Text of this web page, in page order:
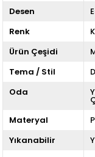
Desen
Renk
Ürün Çeşidi
Tema / Stil
Oda
Materyal
Yıkanabilir